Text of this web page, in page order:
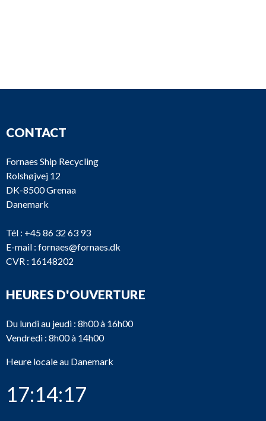
CONTACT
Fornaes Ship Recycling
Rolshøjvej 12
DK-8500 Grenaa
Danemark
Tél : +45 86 32 63 93
E-mail : fornaes@fornaes.dk
CVR : 16148202
HEURES D'OUVERTURE
Du lundi au jeudi : 8h00 à 16h00
Vendredi : 8h00 à 14h00
Heure locale au Danemark
17:14:17